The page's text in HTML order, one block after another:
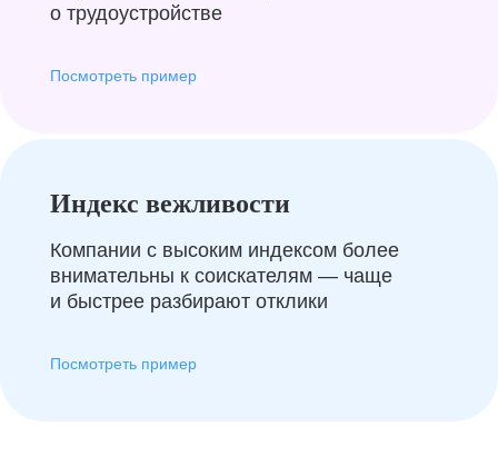
о трудоустройстве
Посмотреть пример
Индекс вежливости
Компании с высоким индексом более
внимательны к соискателям — чаще
и быстрее разбирают отклики
Посмотреть пример